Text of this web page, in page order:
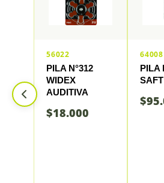
56022
PILA N°312
WIDEX
AUDITIVA
$18.000
64008
PILA
$